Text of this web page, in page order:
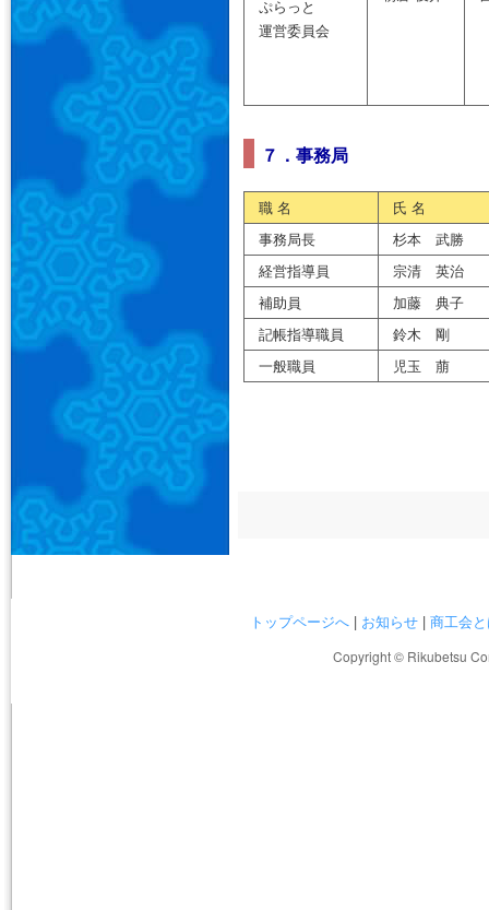
ぷらっと
運営委員会
７．事務局
職 名
氏 名
事務局長
杉本 武勝
経営指導員
宗清 英治
補助員
加藤 典子
記帳指導職員
鈴木 剛
一般職員
児玉 萠
トップページへ| お知らせ| 商工会
Copyright © Rikubetsu